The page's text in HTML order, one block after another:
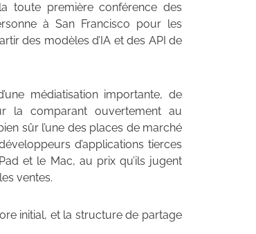
toute première conférence des
à San Francisco pour les
des modèles d’IA et des API de
médiatisation importante, de
la comparant ouvertement au
sûr l’une des places de marché
d’applications tierces
et le Mac, au prix qu’ils jugent
ventes.
initial, et la structure de partage